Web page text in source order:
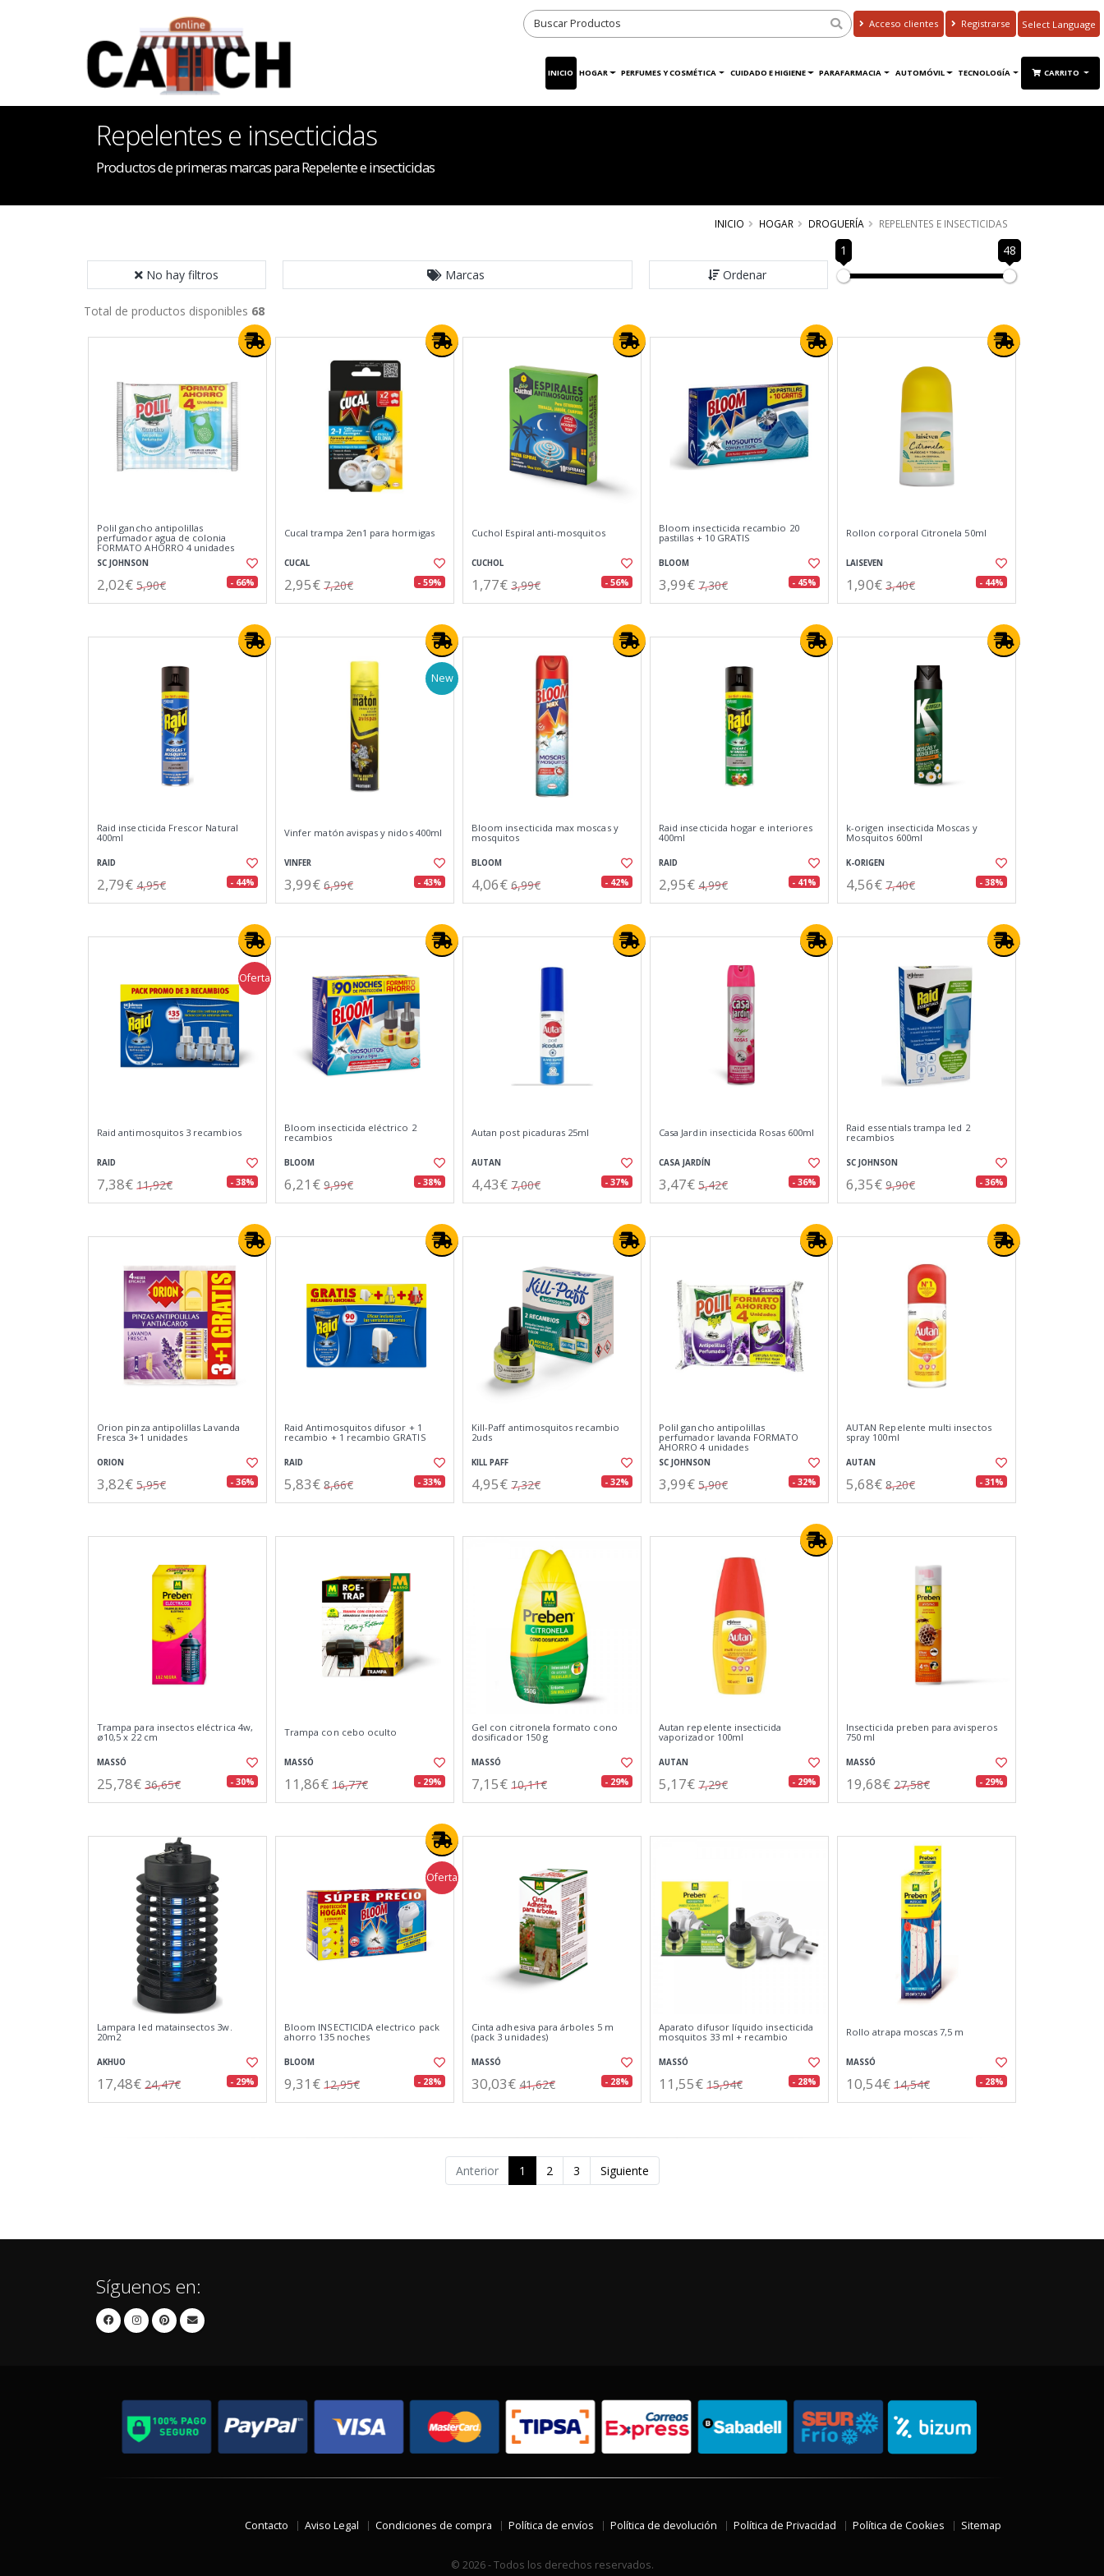
Acceso clientes Registrarse
Translate
INICIO HOGAR PERFUMES Y COSMÉTICA CUIDADO E HIGIENE PARAFARMACIA AUTOMÓVIL TECNOLOGÍA CARRITO
Repelentes e insecticidas
Productos de primeras marcas para Repelente e insecticidas
INICIO HOGAR DROGUERÍA REPELENTES E INSECTICIDAS
No hay filtros Marcas Ordenar
1 48
Total de productos disponibles 68
Polil gancho antipolillas
perfumador agua de colonia
FORMATO AHORRO 4 unidades
SC JOHNSON
2,02€ 5,90€ - 66%
Cucal trampa 2en1 para hormigas
CUCAL
2,95€ 7,20€ - 59%
Cuchol Espiral anti-mosquitos
CUCHOL
1,77€ 3,99€ - 56%
Bloom insecticida recambio 20
pastillas + 10 GRATIS
BLOOM
3,99€ 7,30€ - 45%
Rollon corporal Citronela 50ml
LAISEVEN
1,90€ 3,40€ - 44%
Raid insecticida Frescor Natural
400ml
RAID
2,79€ 4,95€ - 44%
New
Vinfer matón avispas y nidos 400ml
VINFER
3,99€ 6,99€ - 43%
Bloom insecticida max moscas y
mosquitos
BLOOM
4,06€ 6,99€ - 42%
Raid insecticida hogar e interiores
400ml
RAID
2,95€ 4,99€ - 41%
k-origen insecticida Moscas y
Mosquitos 600ml
K-ORIGEN
4,56€ 7,40€ - 38%
Oferta
Raid antimosquitos 3 recambios
RAID
7,38€ 11,92€ - 38%
Bloom insecticida eléctrico 2
recambios
BLOOM
6,21€ 9,99€ - 38%
Autan post picaduras 25ml
AUTAN
4,43€ 7,00€ - 37%
Casa Jardin insecticida Rosas 600ml
CASA JARDÍN
3,47€ 5,42€ - 36%
Raid essentials trampa led 2
recambios
SC JOHNSON
6,35€ 9,90€ - 36%
Orion pinza antipolillas Lavanda
Fresca 3+1 unidades
ORION
3,82€ 5,95€ - 36%
Raid Antimosquitos difusor + 1
recambio + 1 recambio GRATIS
RAID
5,83€ 8,66€ - 33%
Kill-Paff antimosquitos recambio
2uds
KILL PAFF
4,95€ 7,32€ - 32%
Polil gancho antipolillas
perfumador lavanda FORMATO
AHORRO 4 unidades
SC JOHNSON
3,99€ 5,90€ - 32%
AUTAN Repelente multi insectos
spray 100ml
AUTAN
5,68€ 8,20€ - 31%
Trampa para insectos eléctrica 4w,
ø10,5 x 22 cm
MASSÓ
25,78€ 36,65€ - 30%
Trampa con cebo oculto
MASSÓ
11,86€ 16,77€ - 29%
Gel con citronela formato cono
dosificador 150 g
MASSÓ
7,15€ 10,11€ - 29%
Autan repelente insecticida
vaporizador 100ml
AUTAN
5,17€ 7,29€ - 29%
Insecticida preben para avisperos
750 ml
MASSÓ
19,68€ 27,58€ - 29%
Lampara led matainsectos 3w.
20m2
AKHUO
17,48€ 24,47€ - 29%
Oferta
Bloom INSECTICIDA electrico pack
ahorro 135 noches
BLOOM
9,31€ 12,95€ - 28%
Cinta adhesiva para árboles 5 m
(pack 3 unidades)
MASSÓ
30,03€ 41,62€ - 28%
Aparato difusor líquido insecticida
mosquitos 33 ml + recambio
MASSÓ
11,55€ 15,94€ - 28%
Rollo atrapa moscas 7,5 m
MASSÓ
10,54€ 14,54€ - 28%
Anterior 1 2 3 Siguiente
Síguenos en:
Contacto Aviso Legal Condiciones de compra Política de envíos Política de devolución Política de Privacidad Política de Cookies Sitemap
© 2026 - Todos los derechos reservados.